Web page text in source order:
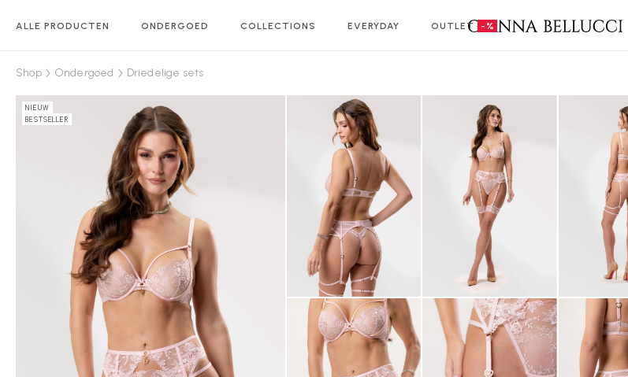
ALLE PRODUCTEN ONDERGOED COLLECTIONS EVERYDAY OUTLET -%
Shop Ondergoed Driedelige sets
NIEUW
BESTSELLER